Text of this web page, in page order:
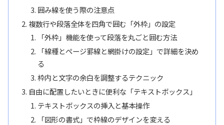
囲み線を使う際の注意点
複数行や段落全体を四角で囲む「外枠」の設定
「外枠」機能を使って段落を丸ごと囲む方法
「線種とページ罫線と網掛けの設定」で詳細を決め
る
枠内と文字の余白を調整するテクニック
自由に配置したいときに便利な「テキストボックス」
テキストボックスの挿入と基本操作
「図形の書式」で枠線のデザインを変える